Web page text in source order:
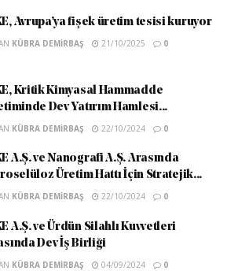
Avrupa’ya fişek üretim tesisi kuruyor
KÜBRA DEMIRBAŞ 21/10/2025 0
Kritik Kimyasal Hammadde
Dev Yatırım Hamlesi...
KÜBRA DEMIRBAŞ 22/10/2024 0
A.Ş. ve Nanografi A.Ş. Arasında
Üretim Hattı İçin Stratejik...
KÜBRA DEMIRBAŞ 22/10/2024 0
A.Ş. ve Ürdün Silahlı Kuvvetleri
Dev İş Birliği
KÜBRA DEMIRBAŞ 04/09/2024 0